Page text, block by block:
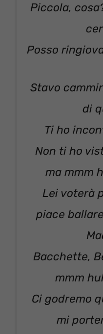
Piccola,
Posso
Stavo
di
Ti ho
Non ti ho
ma mmm
Lei voterà
piace
Bacchette,
mmm
Ci godremo
mi